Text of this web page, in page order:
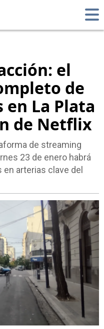
el
de
en La Plata
de Netflix
de streaming
23 de enero habrá
arterias clave del